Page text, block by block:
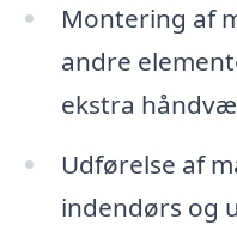
Montering af
andre
ekstra
Udførelse af
indendørs og